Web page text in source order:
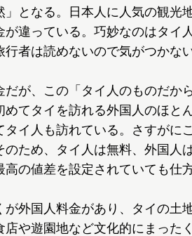
」となる。日本人に人気の観光
違っている。巧妙なのはタイ
者は読めないので気がつかない
が、この「タイ人のものだか
てタイを訪れる外国人のほと
タイ人も訪れている。さすがに
ため、タイ人は無料、外国人
の値差を設定されていても仕
外国人料金があり、タイの土
や遊園地など文化的にまった